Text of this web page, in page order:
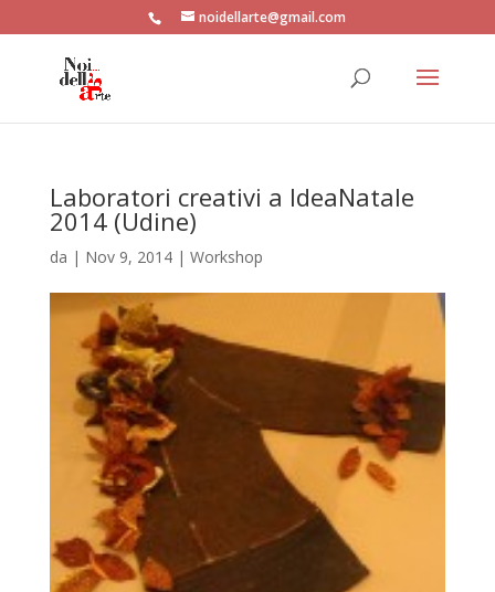
noidellarte@gmail.com
Laboratori creativi a IdeaNatale
2014 (Udine)
da | Nov 9, 2014| Workshop